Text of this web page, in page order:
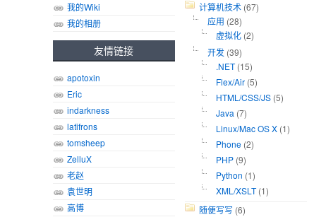
计算机技术 (67)
应用 (28)
虚拟化 (2)
开发 (39)
.NET(15)
Flex/Air (5)
HTML/CSS/JS (5)
Java (7)
Linux/Mac OS X (1)
Phone (2)
PHP (9)
Python (1)
XML/XSLT(1)
随便写写 (6)
我的Wiki
我的相册
友情链接
apotoxin
Eric
indarkness
latifrons
tomsheep
ZelluX
老赵
袁世明
高博